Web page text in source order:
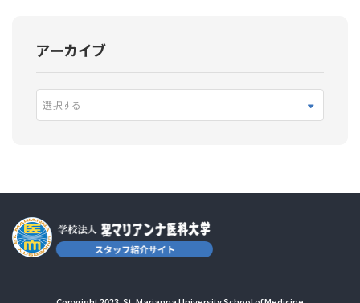
アーカイブ
選択する